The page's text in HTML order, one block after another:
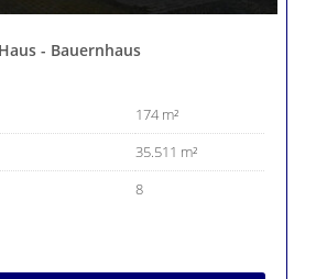
Haus - Bauernhaus
174 m²
35.511 m²
8